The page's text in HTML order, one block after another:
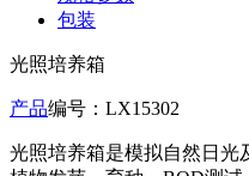
包装
光照培养箱
产品编号
光照培养箱是模拟自然日光